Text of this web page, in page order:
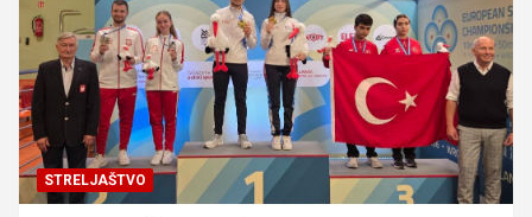
STRELJAŠTVO